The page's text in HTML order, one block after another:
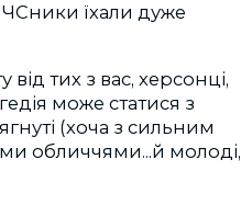
їхали дуже
тих з вас, херсонці,
може статися з
(хоча з сильним
обличчями...й молоді,